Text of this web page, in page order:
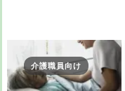
介護職員向け